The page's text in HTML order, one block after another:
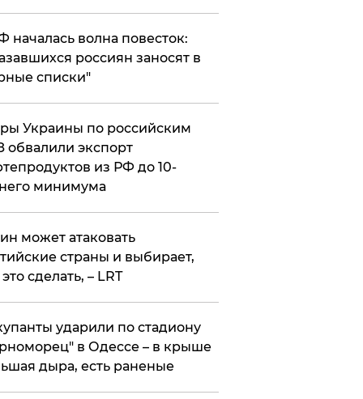
началась волна повесток:
россиян заносят в
списки"
Украины по российским
обвалили экспорт
из РФ до 10-
минимума
может атаковать
страны и выбирает,
сделать, – LRT
ударили по стадиону
в Одессе – в крыше
дыра, есть раненые